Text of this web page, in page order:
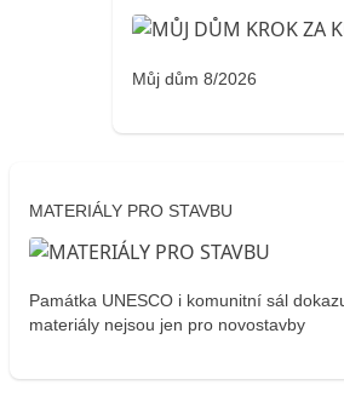
Můj dům 8/2026
MATERIÁLY PRO STAVBU
Památka UNESCO i komunitní sál
materiály nejsou jen pro novostavby